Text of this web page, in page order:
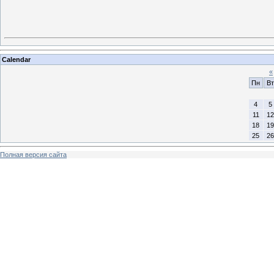
Calendar
«
Пн
Вт
4
5
11
12
18
19
25
26
Полная версия сайта